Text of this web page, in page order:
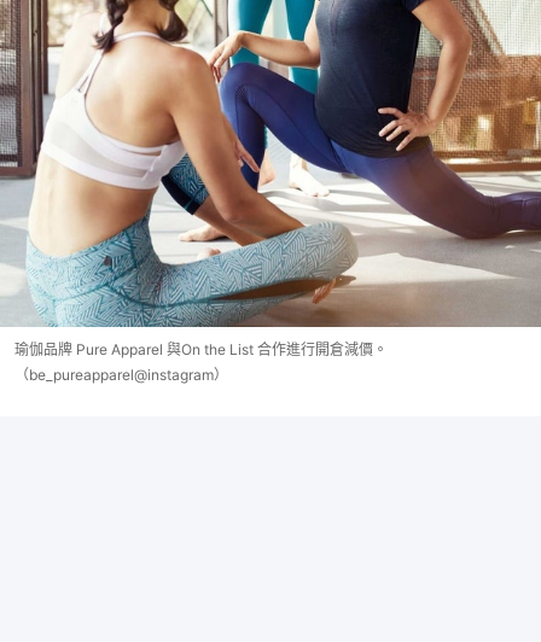
瑜伽品牌 Pure Apparel 與On the List 合作進行開倉減價。
（be_pureapparel@instagram）